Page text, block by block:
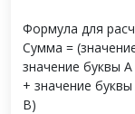
Формула для
Сумма =
значение буквы
+ значение
В)